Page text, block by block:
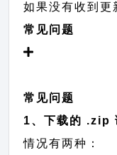
如果没有收到更
常见问题
常见问题
1、下载的 .zip
情况有两种：